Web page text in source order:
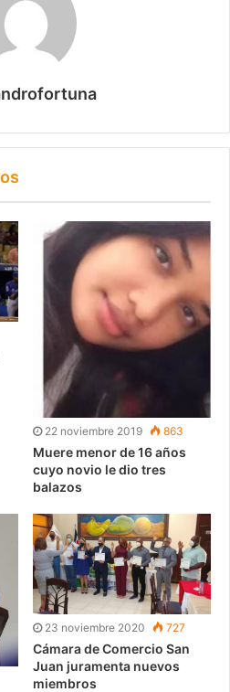
22 noviembre 2019 863
Muere menor de 16 años
cuyo novio le dio tres
balazos
23 noviembre 2020 727
Cámara de Comercio San
Juan juramenta nuevos
miembros